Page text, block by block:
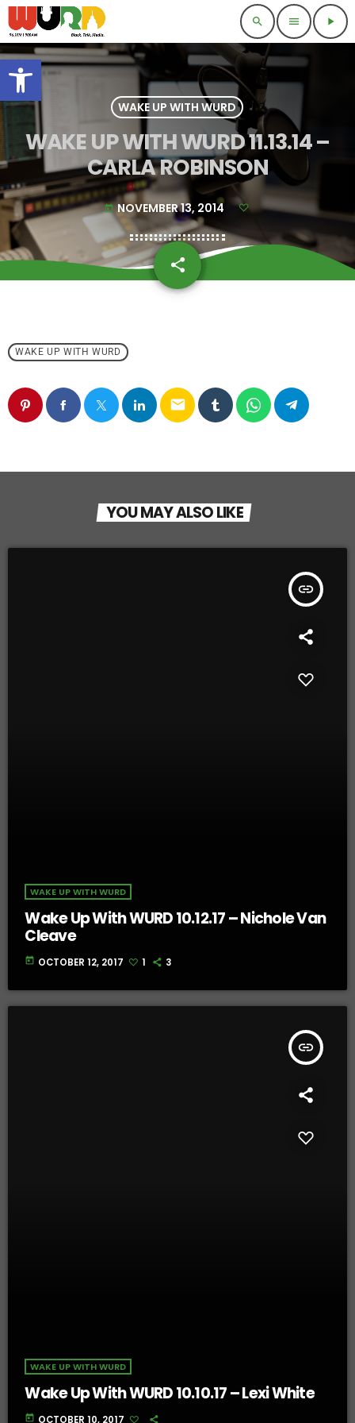
Open toolbar
search menu play_arrow
WAKE UP WITH WURD
WAKE UP WITH WURD 11.13.14 –
CARLA ROBINSON
today NOVEMBER 13, 2014
share
email
WAKE UP WITH WURD
email
YOU MAY ALSO LIKE
insert_link
WAKE UP WITH WURD
Wake Up With WURD 10.12.17 – Nichole Van
Cleave
today OCTOBER 12, 2017 1 3
insert_link
WAKE UP WITH WURD
Wake Up With WURD 10.10.17 – Lexi White
today OCTOBER 10, 2017